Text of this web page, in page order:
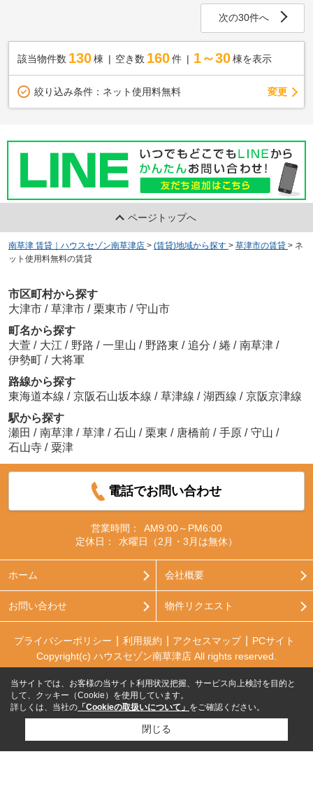
次の30件へ
該当物件数 130棟 空き数 160 件 1～30 棟を表示
絞り込み条件： ネット使用料無料 変更
ページトップへ
南草津 賃貸｜ハウスセゾン南草津店 > (賃貸)地域から探す > 草津市の賃貸 > ネ
ット使用料無料の賃貸
市区町村から探す
大津市 / 草津市 / 栗東市 / 守山市
町名から探す
大萱 / 大江 / 野路 / 一里山 / 野路東 / 追分 / 綣 / 南草津 /
伊勢町 / 大将軍
路線から探す
東海道本線 / 京阪石山坂本線 / 草津線 / 湖西線 / 京阪京津線
駅から探す
瀬田 / 南草津 / 草津 / 石山 / 栗東 / 唐橋前 / 手原 / 守山 /
石山寺 / 粟津
電話でお問い合わせ
営業時間：
AM9:00～PM6:00
定休日：
水曜日（2月・3月は無休）
ホーム 会社概要
お問い合わせ 物件リクエスト
プライバシーポリシー 利用規約 アクセスマップ
PCサイト
Copyright(c) ハウスセゾン南草津店 All rights reserved.
当サイトでは、お客様の当サイト利用状況把握、サービス向上検討を目的と
して、クッキー（Cookie）を使用しています。
詳しくは、当社の 「Cookieの取扱いについて」 をご確認ください。
閉じる